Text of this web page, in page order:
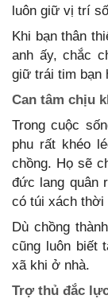
luôn giữ vị trí
Khi bạn thân
anh ấy, chắc
giữ trái tim bạn
Can tâm chịu
Trong cuộc
phu rất khéo
chồng. Họ sẽ
đức lang quân
có túi xách thời
Dù chồng
cũng luôn biết
xã khi ở nhà.
Trợ thủ đắc